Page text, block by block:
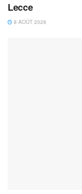
Lecce
8 AOÛT 2026